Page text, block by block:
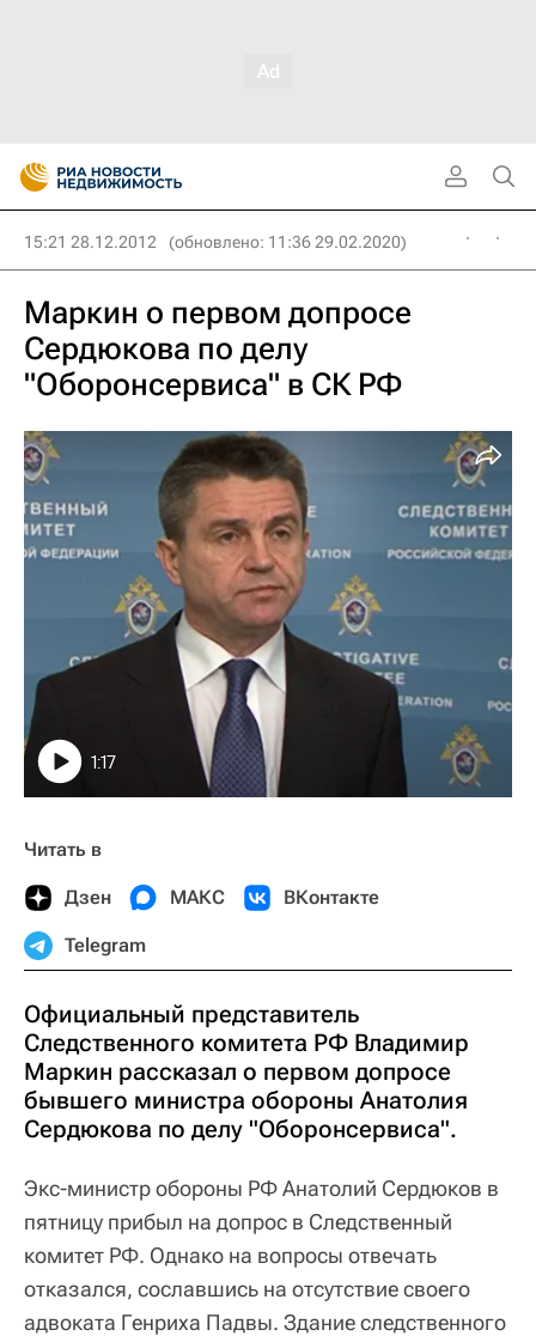
15:21 28.12.2012 (обновлено: 11:36 29.02.2020)
Маркин о первом допросе
Сердюкова по делу
"Оборонсервиса" в СК РФ
1:17
Читать в
Дзен МАКС ВКонтакте
Telegram
Официальный представитель
Следственного комитета РФ Владимир
Маркин рассказал о первом допросе
бывшего министра обороны Анатолия
Сердюкова по делу "Оборонсервиса".
Экс-министр обороны РФ Анатолий Сердюков в
пятницу прибыл на допрос в Следственный
комитет РФ. Однако на вопросы отвечать
отказался, сославшись на отсутствие своего
адвоката Генриха Падвы. Здание следственного